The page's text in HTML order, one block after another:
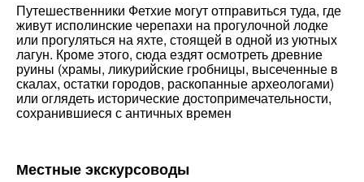
Путешественники Фетхие могут отправиться туда, где
живут исполинские черепахи на прогулочной лодке
или прогуляться на яхте, стоящей в одной из уютных
лагун. Кроме этого, сюда ездят осмотреть древние
руины (храмы, ликурийские гробницы, высеченные в
скалах, остатки городов, раскопанные археологами)
или оглядеть исторические достопримечательности,
сохранившиеся с античных времен
Местные экскурсоводы